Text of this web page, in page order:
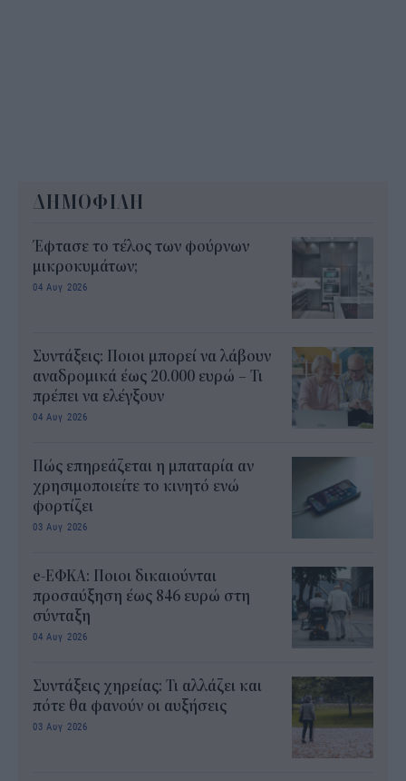
ΔΗΜΟΦΙΛΗ
Έφτασε το τέλος των φούρνων
μικροκυμάτων;
04 Αυγ 2026
Συντάξεις: Ποιοι μπορεί να λάβουν
αναδρομικά έως 20.000 ευρώ – Τι
πρέπει να ελέγξουν
04 Αυγ 2026
Πώς επηρεάζεται η μπαταρία αν
χρησιμοποιείτε το κινητό ενώ
φορτίζει
03 Αυγ 2026
e-ΕΦΚΑ: Ποιοι δικαιούνται
προσαύξηση έως 846 ευρώ στη
σύνταξη
04 Αυγ 2026
Συντάξεις χηρείας: Τι αλλάζει και
πότε θα φανούν οι αυξήσεις
03 Αυγ 2026